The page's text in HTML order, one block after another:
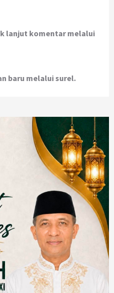
lanjut komentar melalui
baru melalui surel.